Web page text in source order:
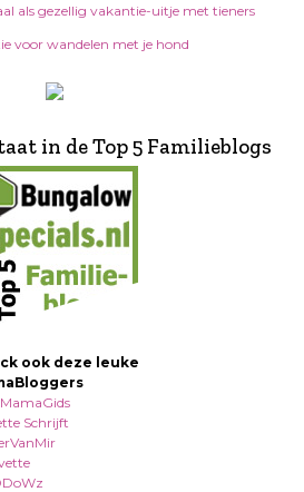
als gezellig vakantie-uitje met tieners
voor wandelen met je hond
in de Top 5 Familieblogs
ook deze leuke
Schrijft